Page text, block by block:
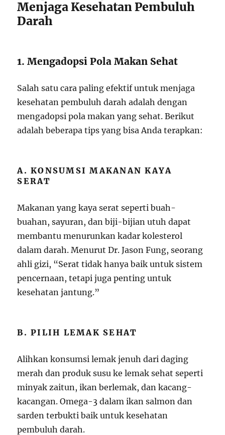
Menjaga Kesehatan Pembuluh
Darah
1. Mengadopsi Pola Makan Sehat
Salah satu cara paling efektif untuk menjaga
kesehatan pembuluh darah adalah dengan
mengadopsi pola makan yang sehat. Berikut
adalah beberapa tips yang bisa Anda terapkan:
A. KONSUMSI MAKANAN KAYA
SERAT
Makanan yang kaya serat seperti buah-
buahan, sayuran, dan biji-bijian utuh dapat
membantu menurunkan kadar kolesterol
dalam darah. Menurut Dr. Jason Fung, seorang
ahli gizi, “Serat tidak hanya baik untuk sistem
pencernaan, tetapi juga penting untuk
kesehatan jantung.”
B. PILIH LEMAK SEHAT
Alihkan konsumsi lemak jenuh dari daging
merah dan produk susu ke lemak sehat seperti
minyak zaitun, ikan berlemak, dan kacang-
kacangan. Omega-3 dalam ikan salmon dan
sarden terbukti baik untuk kesehatan
pembuluh darah.